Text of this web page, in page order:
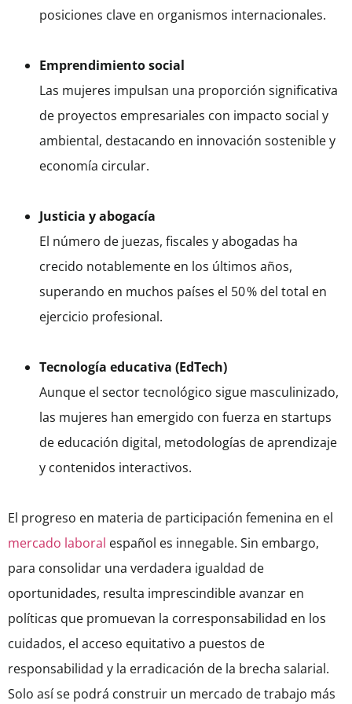
posiciones clave en organismos internacionales.
Emprendimiento social
Las mujeres impulsan una proporción significativa
de proyectos empresariales con impacto social y
ambiental, destacando en innovación sostenible y
economía circular.
Justicia y abogacía
El número de juezas, fiscales y abogadas ha
crecido notablemente en los últimos años,
superando en muchos países el 50 % del total en
ejercicio profesional.
Tecnología educativa (EdTech)
Aunque el sector tecnológico sigue masculinizado,
las mujeres han emergido con fuerza en startups
de educación digital, metodologías de aprendizaje
y contenidos interactivos.
El progreso en materia de participación femenina en el
mercado laboral español es innegable. Sin embargo,
para consolidar una verdadera igualdad de
oportunidades, resulta imprescindible avanzar en
políticas que promuevan la corresponsabilidad en los
cuidados, el acceso equitativo a puestos de
responsabilidad y la erradicación de la brecha salarial.
Solo así se podrá construir un mercado de trabajo más